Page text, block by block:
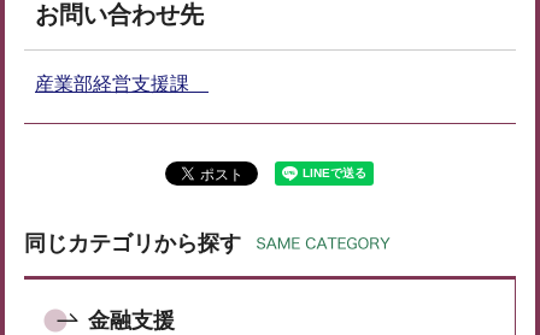
お問い合わせ先
産業部経営支援課
同じカテゴリから探す
金融支援